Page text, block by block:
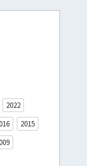
2022
2015